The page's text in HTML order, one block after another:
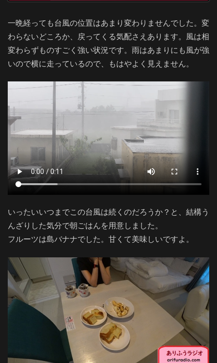
一晩経っても台風の位置はあまり変わりませんでした。変
わらないどころか、戻ってくる気配さえあります。風は相
変わらずものすごく強い状況です。雨はあまりにも風が強
いので横に走っているので、もはやよく見えません。
いったいいつまでこの台風は続くのだろうか？と、結構う
んざりした気分で朝ごはんを用意しました。
フルーツは島バナナでした。甘くて美味しいですよ。